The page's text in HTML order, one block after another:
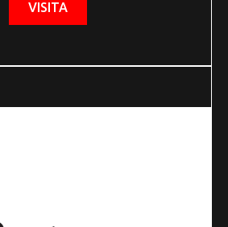
VISITA